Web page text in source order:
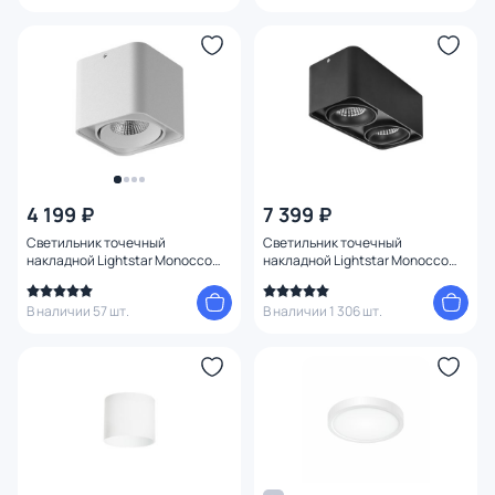
4 199 ₽
Светильник точечный
накладной Lightstar Monocco
В наличии 57 шт.
7 399 ₽
Светильник точечный
накладной Lightstar Monocco
В наличии 1 306 шт.